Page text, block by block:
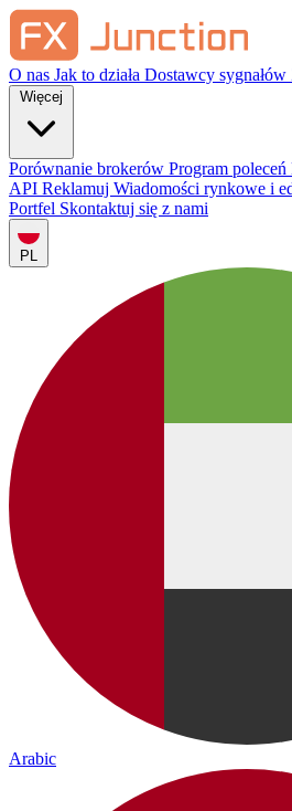
O nas Jak to działa Dostawcy sygnałów
Porównanie brokerów Program poleceń
API Reklamuj Wiadomości rynkowe i
Portfel Skontaktuj się z nami
PL
Arabic